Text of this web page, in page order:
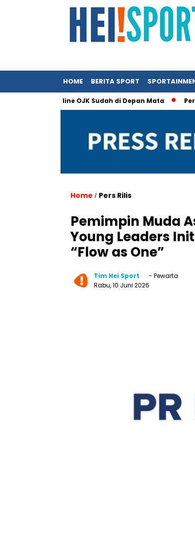
HOME BERITA SPORT
Deadline OJK Sudah di Depan Mata
Home / Pers Rilis
Pemimpin Muda
Young Leaders
“Flow as One”
Tim Hei Sport
- Pewarta
Rabu, 10 Juni 2026